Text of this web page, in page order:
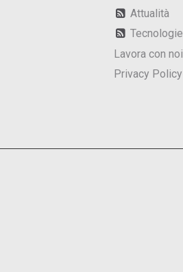
Attualità
Tecnologie
Lavora con noi
Privacy Policy